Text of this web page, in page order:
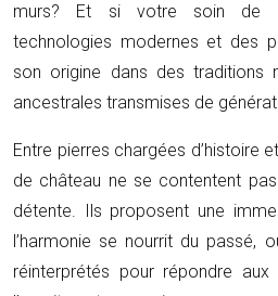
murs? Et si votre soin de
technologies modernes et des
son origine dans des traditions
ancestrales transmises de
Entre pierres chargées d’histoire
de château ne se contentent
détente. Ils proposent une
l’harmonie se nourrit du passé,
réinterprétés pour répondre